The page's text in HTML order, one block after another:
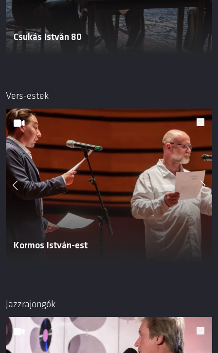
Csukás István 80
Vers-estek
Kormos István-est
Jazzrajongók